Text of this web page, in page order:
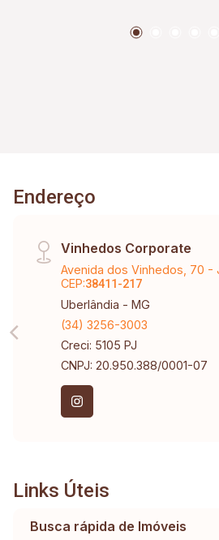
Endereço
Vinhedos Corporate
Avenida dos Vinhedos, 70 -
CEP:38411-217
Uberlândia - MG
(34) 3256-3003
Creci: 5105 PJ
CNPJ: 20.950.388/0001-07
Links Úteis
Busca rápida de Imóveis